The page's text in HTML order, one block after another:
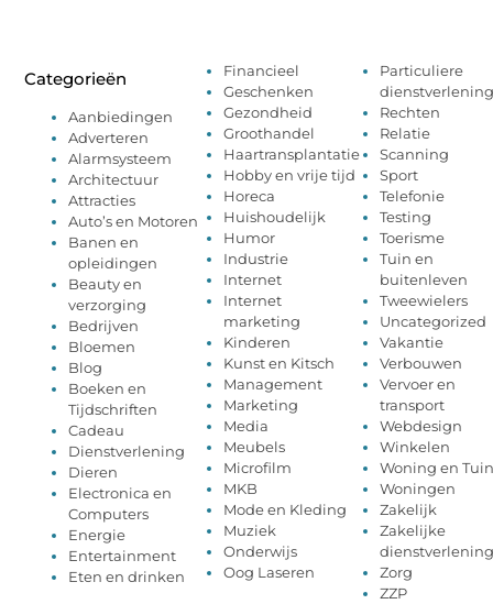
Categorieën
Aanbiedingen
Adverteren
Alarmsysteem
Architectuur
Attracties
Auto’s en Motoren
Banen en
opleidingen
Beauty en
verzorging
Bedrijven
Bloemen
Blog
Boeken en
Tijdschriften
Cadeau
Dienstverlening
Dieren
Electronica en
Computers
Energie
Entertainment
Eten en drinken
Financieel
Geschenken
Gezondheid
Groothandel
Haartransplantatie
Hobby en vrije tijd
Horeca
Huishoudelijk
Humor
Industrie
Internet
Internet
marketing
Kinderen
Kunst en Kitsch
Management
Marketing
Media
Meubels
Microfilm
MKB
Mode en Kleding
Muziek
Onderwijs
Oog Laseren
Particuliere
dienstverlening
Rechten
Relatie
Scanning
Sport
Telefonie
Testing
Toerisme
Tuin en
buitenleven
Tweewielers
Uncategorized
Vakantie
Verbouwen
Vervoer en
transport
Webdesign
Winkelen
Woning en Tuin
Woningen
Zakelijk
Zakelijke
dienstverlening
Zorg
ZZP